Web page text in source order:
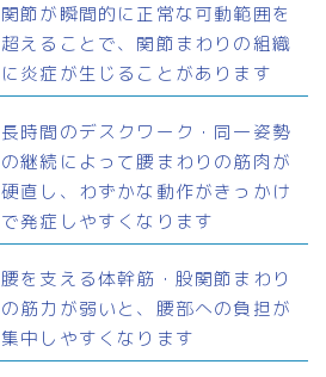
関節が瞬間的に正常な可動範囲を
超えることで、関節まわりの組織
に炎症が生じることがあります
長時間のデスクワーク・同一姿勢
の継続によって腰まわりの筋肉が
硬直し、わずかな動作がきっかけ
で発症しやすくなります
腰を支える体幹筋・股関節まわり
の筋力が弱いと、腰部への負担が
集中しやすくなります